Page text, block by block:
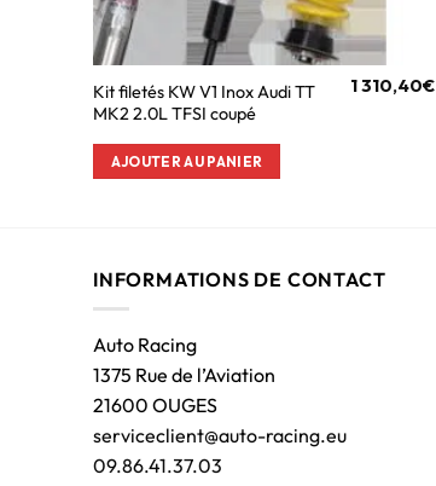
Kit filetés KW V1 Inox Audi TT
MK2 2.0L TFSI coupé
1 310,40€
AJOUTER AU PANIER
INFORMATIONS DE CONTACT
Auto Racing
1375 Rue de l’Aviation
21600 OUGES
serviceclient@auto-racing.eu
09.86.41.37.03